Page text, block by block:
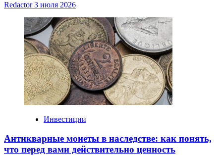
Redactor3 июля 2026
Инвестиции
Антикварные монеты в наследстве: как понять,
что перед вами действительно ценность